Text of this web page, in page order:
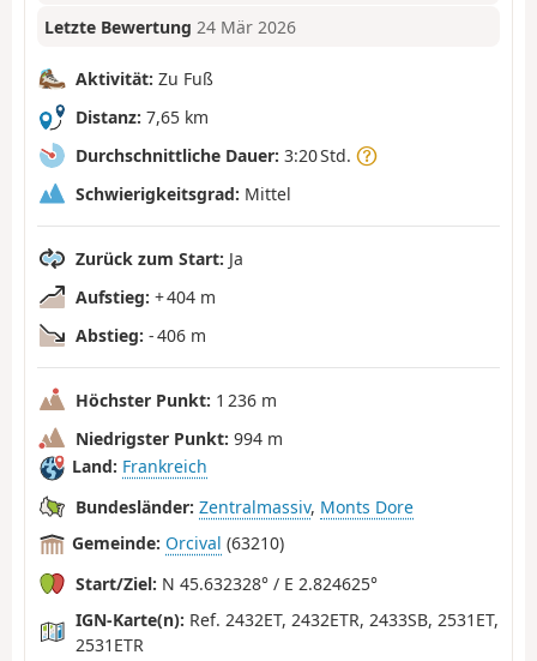
Letzte Bewertung 24 Mär 2026
Aktivität: Zu Fuß
Distanz: 7,65 km
Durchschnittliche Dauer: 3:20 Std.
Schwierigkeitsgrad: Mittel
Zurück zum Start: Ja
Aufstieg: + 404 m
Abstieg: - 406 m
Höchster Punkt: 1 236 m
Niedrigster Punkt: 994 m
Land: Frankreich
Bundesländer: Zentralmassiv, Monts Dore
Gemeinde: Orcival (63210)
Start/Ziel: N 45.632328° / E 2.824625°
IGN-Karte(n): Ref. 2432ET, 2432ETR, 2433SB, 2531ET,
2531ETR